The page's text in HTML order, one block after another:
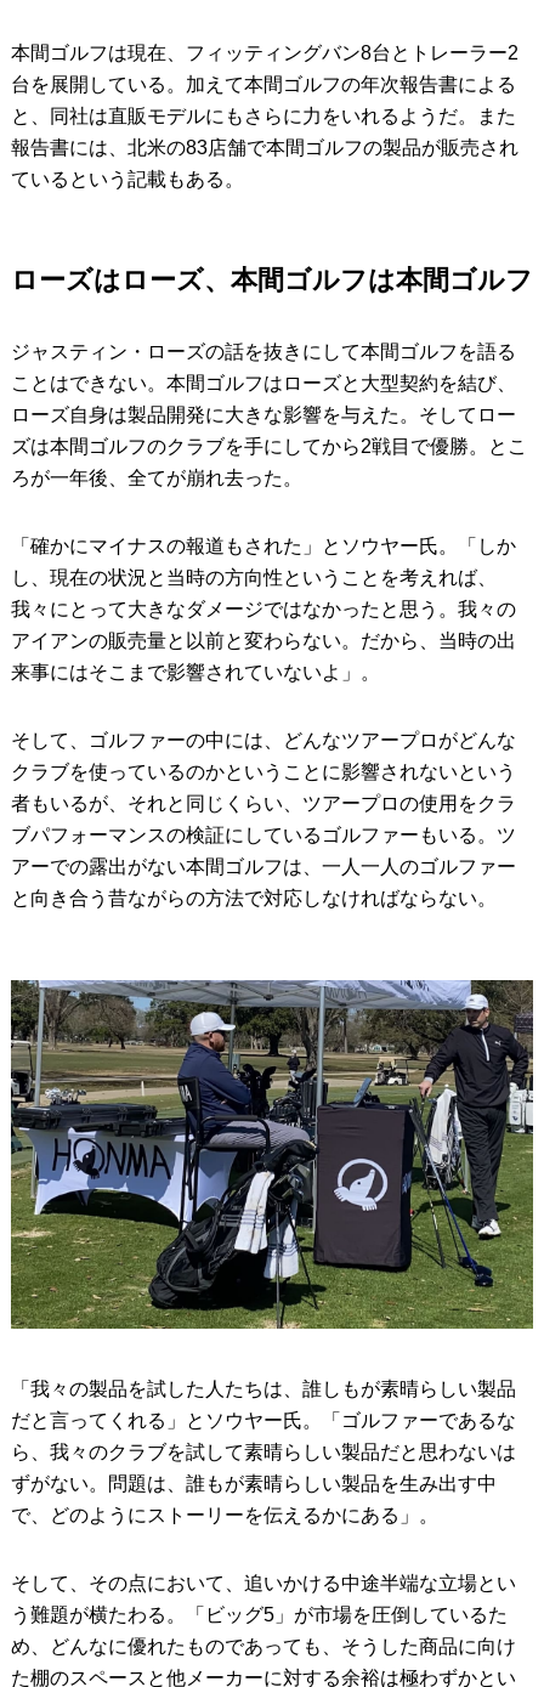
本間ゴルフは現在、フィッティングバン8台とトレーラー2
台を展開している。加えて本間ゴルフの年次報告書による
と、同社は直販モデルにもさらに力をいれるようだ。また
報告書には、北米の83店舗で本間ゴルフの製品が販売され
ているという記載もある。
ローズはローズ、本間ゴルフは本間ゴルフ
ジャスティン・ローズの話を抜きにして本間ゴルフを語る
ことはできない。本間ゴルフはローズと大型契約を結び、
ローズ自身は製品開発に大きな影響を与えた。そしてロー
ズは本間ゴルフのクラブを手にしてから2戦目で優勝。とこ
ろが一年後、全てが崩れ去った。
「確かにマイナスの報道もされた」とソウヤー氏。「しか
し、現在の状況と当時の方向性ということを考えれば、
我々にとって大きなダメージではなかったと思う。我々の
アイアンの販売量と以前と変わらない。だから、当時の出
来事にはそこまで影響されていないよ」。
そして、ゴルファーの中には、どんなツアープロがどんな
クラブを使っているのかということに影響されないという
者もいるが、それと同じくらい、ツアープロの使用をクラ
ブパフォーマンスの検証にしているゴルファーもいる。ツ
アーでの露出がない本間ゴルフは、一人一人のゴルファー
と向き合う昔ながらの方法で対応しなければならない。
「我々の製品を試した人たちは、誰しもが素晴らしい製品
だと言ってくれる」とソウヤー氏。「ゴルファーであるな
ら、我々のクラブを試して素晴らしい製品だと思わないは
ずがない。問題は、誰もが素晴らしい製品を生み出す中
で、どのようにストーリーを伝えるかにある」。
そして、その点において、追いかける中途半端な立場とい
う難題が横たわる。「ビッグ5」が市場を圧倒しているた
め、どんなに優れたものであっても、そうした商品に向け
た棚のスペースと他メーカーに対する余裕は極わずかとい